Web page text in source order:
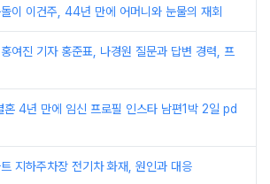
이 이건주, 44년 만에 어머니와 눈물의 재회
여진 기자 홍준표, 나경원 질문과 답변 경력, 프
혼 4년 만에 임신 프로필 인스타 남편1박 2일 pd
지하주차장 전기차 화재, 원인과 대응